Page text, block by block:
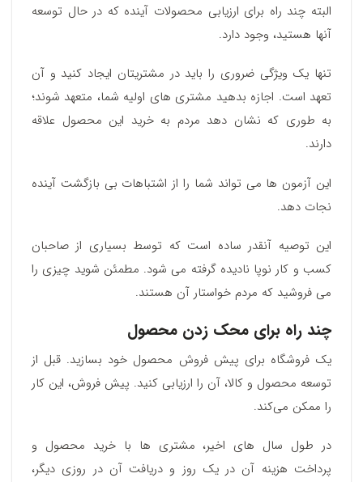
البته چند راه برای ارزیابی محصولات آینده که در حال توسعه
آنها هستید، وجود دارد.
تنها یک ویژگی ضروری را باید در مشتریتان ایجاد کنید و آن
تعهد است. اجازه بدهید مشتری های اولیه شما، متعهد شوند؛
به طوری‌ که نشان دهد مردم به خرید این محصول علاقه
دارند.
این آزمون ها می تواند شما را از اشتباهات بی بازگشت آینده
نجات دهد.
این توصیه آنقدر ساده است که توسط بسیاری از صاحبان
کسب و کار نوپا نادیده گرفته می شود. مطمئن شوید چیزی را
می فروشید که مردم خواستار آن هستند.
چند راه برای محک زدن محصول
یک فروشگاه برای پیش فروش محصول خود بسازید. قبل از
توسعه‌ محصول و کالا، آن را ارزیابی کنید. پیش فروش، این کار
را ممکن می‌کند.
در طول سال های اخیر، مشتری ها با خرید محصول و
پرداخت هزینه آن در یک روز و دریافت آن در روزی دیگر،